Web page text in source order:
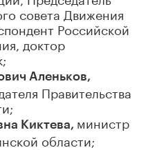
совета Движения
Российской
доктор
Аленьков,
Правительства
Киктева, министр
области;